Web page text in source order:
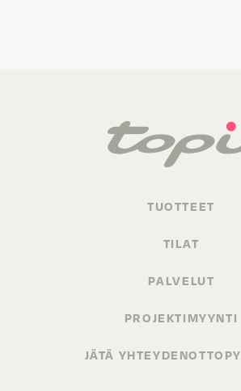
TUOTTEET
TILAT
PALVELUT
PROJEKTIMYYNTI
JÄTÄ